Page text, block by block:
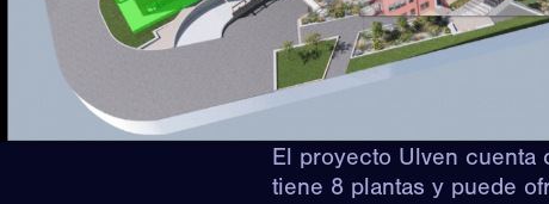
El proyecto Ulven cuenta
tiene 8 plantas y puede